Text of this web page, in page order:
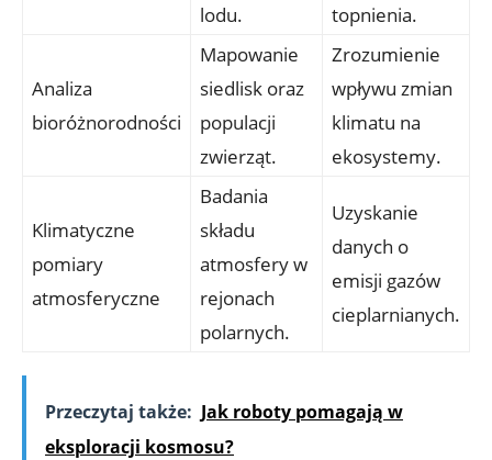
lodu.
topnienia.
Analiza
bioróżnorodności
Mapowanie
siedlisk oraz
populacji
zwierząt.
Zrozumienie
wpływu zmian
klimatu na ​
ekosystemy.
Klimatyczne
pomiary
atmosferyczne
Badania
składu
⁤atmosfery w
rejonach​
polarnych.
Uzyskanie‌
danych o​
emisji gazów
cieplarnianych.
Przeczytaj także: Jak roboty pomagają w
eksploracji kosmosu?